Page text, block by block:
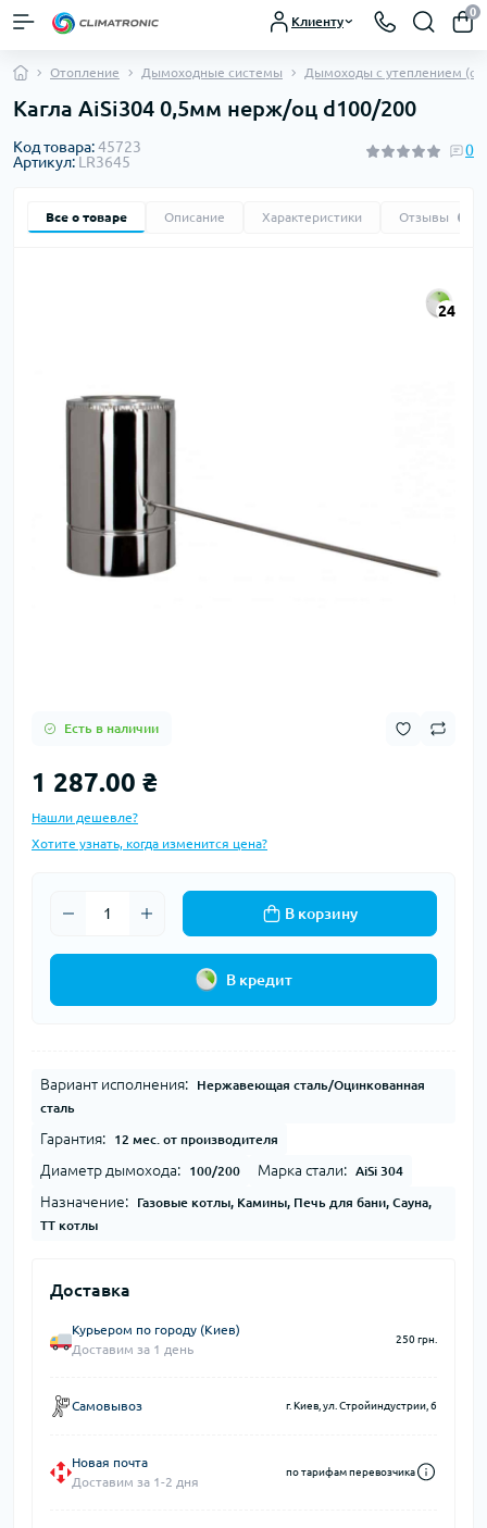
Клиенту
0
Отопление Дымоходные системы Дымоходы с утеплением
Кагла AiSi304 0,5мм нерж/оц d100/200
Код товара:45723
Артикул: LR3645
0
Все о товаре Описание Характеристики Отзывы
24
Есть в наличии
1 287.00 ₴
Нашли дешевле?
Хотите узнать, когда изменится цена?
В корзину
В кредит
Вариант исполнения:
Нержавеющая сталь/Оцинкованная
сталь
Гарантия: 12 мес. от производителя
Диаметр дымохода: 100/200 Марка стали: AiSi 304
Назначение:
Газовые котлы, Камины, Печь для бани, Сауна,
ТТ котлы
Доставка
Курьером по городу (Киев)
Доставим за 1 день
250 грн.
Самовывоз г. Киев, ул. Стройиндустрии, 6
Новая почта
Доставим за 1-2 дня
по тарифам перевозчика